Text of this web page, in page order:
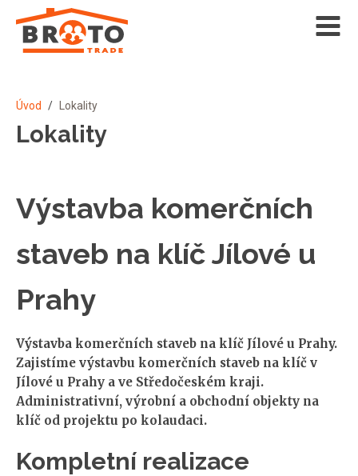
Úvod / Lokality
Lokality
Výstavba komerčních
staveb na klíč Jílové u
Prahy
Výstavba komerčních staveb na klíč Jílové u Prahy.
Zajistíme výstavbu komerčních staveb na klíč v
Jílové u Prahy a ve Středočeském kraji.
Administrativní, výrobní a obchodní objekty na
klíč od projektu po kolaudaci.
Kompletní realizace